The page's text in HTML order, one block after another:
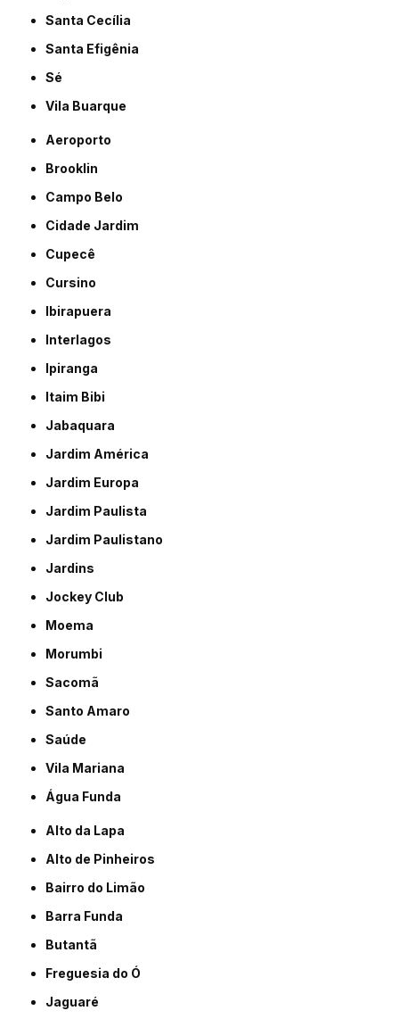
Santa Cecília
Santa Efigênia
Sé
Vila Buarque
Aeroporto
Brooklin
Campo Belo
Cidade Jardim
Cupecê
Cursino
Ibirapuera
Interlagos
Ipiranga
Itaim Bibi
Jabaquara
Jardim América
Jardim Europa
Jardim Paulista
Jardim Paulistano
Jardins
Jockey Club
Moema
Morumbi
Sacomã
Santo Amaro
Saúde
Vila Mariana
Água Funda
Alto da Lapa
Alto de Pinheiros
Bairro do Limão
Barra Funda
Butantã
Freguesia do Ó
Jaguaré